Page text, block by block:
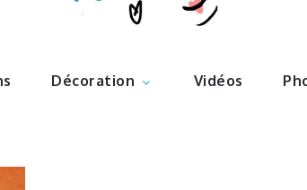
–
Décoration Vidéos